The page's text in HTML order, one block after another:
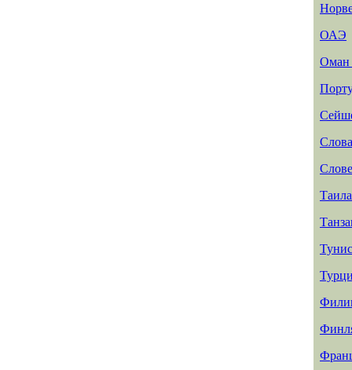
ОАЭ
Оман
Тунис